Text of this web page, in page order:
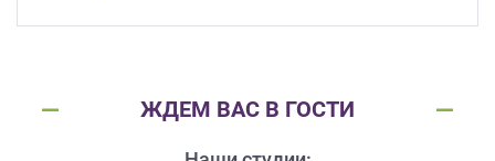
ЖДЕМ ВАС В ГОСТИ